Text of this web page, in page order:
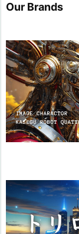
Our Brands